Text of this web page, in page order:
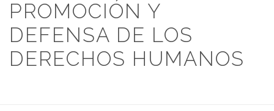
PROMOCIÓN Y
DEFENSA DE LOS
DERECHOS HUMANOS